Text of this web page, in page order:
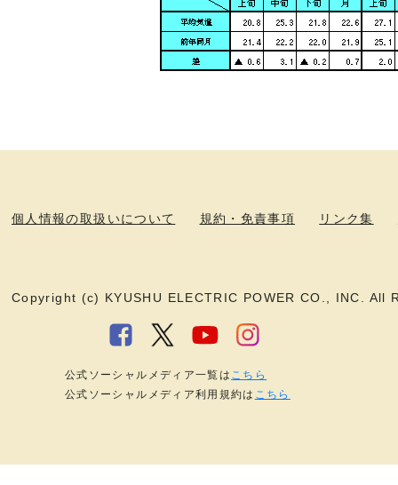
個人情報の取扱いについて 規約・免責事項 リンク集
Copyright (c) KYUSHU ELECTRIC POWER CO., INC. All
公式ソーシャルメディア一覧は こちら
公式ソーシャルメディア利用規約は こちら